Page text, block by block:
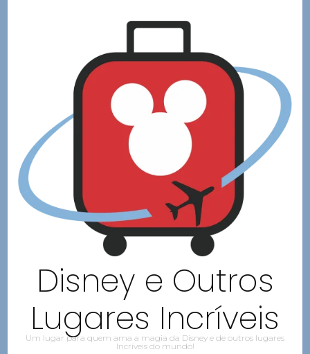
Disney e Outros
Lugares Incríveis
Um lugar para quem ama a magia da Disney e de outros lugares
Incríveis do mundo!